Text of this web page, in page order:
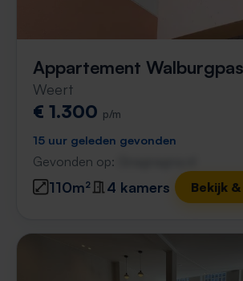
Appartement
Weert
€ 1.300 p/m
15 uur geleden gevonden
Gevonden op:
110m² 4 kamers Bekijk